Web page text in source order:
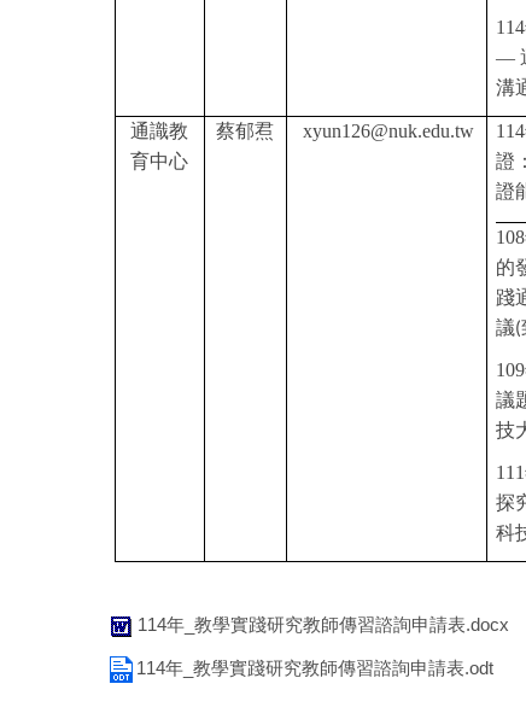
114
—
溝
通識教
育中心
蔡郁焄 xyun126@nuk.edu.tw 114
證
證
108
的
踐
議(
109
議
技
111
探
科
114年_教學實踐研究教師傳習諮詢申請表.docx
114年_教學實踐研究教師傳習諮詢申請表.odt